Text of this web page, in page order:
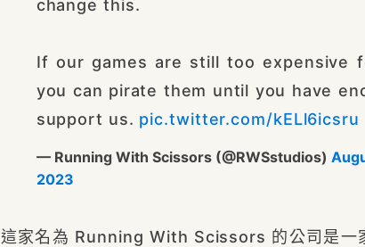
change this.
If our games are still too expensive
you can pirate them until you have
support us. pic.twitter.com/kELl6icsru
— Running With Scissors (@RWSstudios)
2023
這家名為 Running With Scissors 的公司是一